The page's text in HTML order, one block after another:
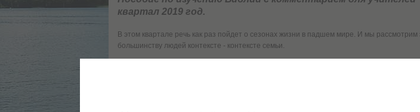
квартал 2019 год.
В этом квартале речь как раз пойдет о сезонах жизни в падшем мире. И мы рассмотрим
большинству людей контексте - контексте семьи.